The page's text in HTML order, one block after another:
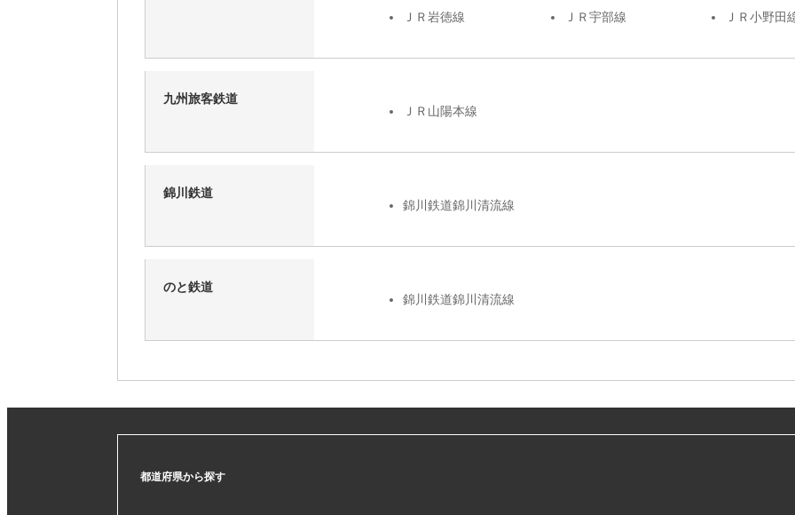
ＪＲ岩徳線 ＪＲ宇部線 ＪＲ小野田
九州旅客鉄道
ＪＲ山陽本線
錦川鉄道
錦川鉄道錦川清流線
のと鉄道
錦川鉄道錦川清流線
都道府県から探す